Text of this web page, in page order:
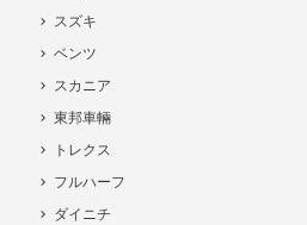
スズキ
ベンツ
スカニア
東邦車輛
トレクス
フルハーフ
ダイニチ